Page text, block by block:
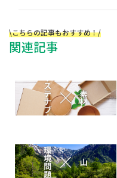
\こちらの記事もおすすめ！/
関連記事